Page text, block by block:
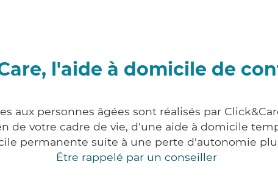
l'aide à domicile de
aux personnes âgées sont réalisés par
de votre cadre de vie, d'une aide à domicile
permanente suite à une perte d'autonomie
Être rappelé par un conseiller